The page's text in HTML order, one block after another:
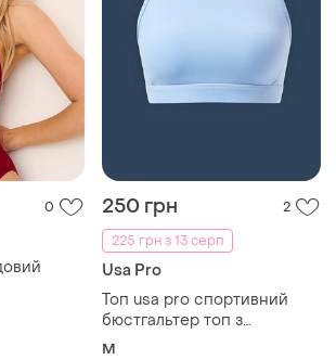
0 250 грн
2
225 грн з 13 серп
Usa Pro
Топ usa pro спортивний
бюстгальтер топ з
чашечками м
M